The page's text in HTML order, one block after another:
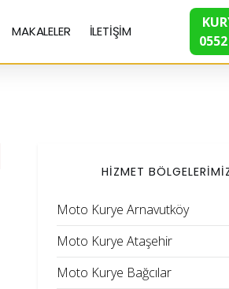
MAKALELER İLETİŞİM
HİZMET
Moto Kurye Arnavutköy
Moto Kurye Ataşehir
Moto Kurye Bağcılar